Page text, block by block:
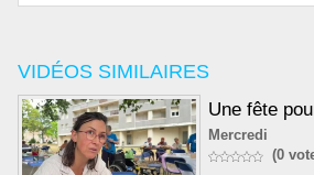
VIDÉOS SIMILAIRES
Une fête
Mercredi
(0